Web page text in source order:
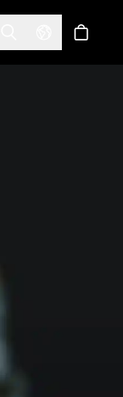
Toggle Search
Select스토어